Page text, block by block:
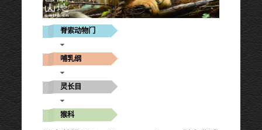
脊索动物门
哺乳纲
灵长目
猴科